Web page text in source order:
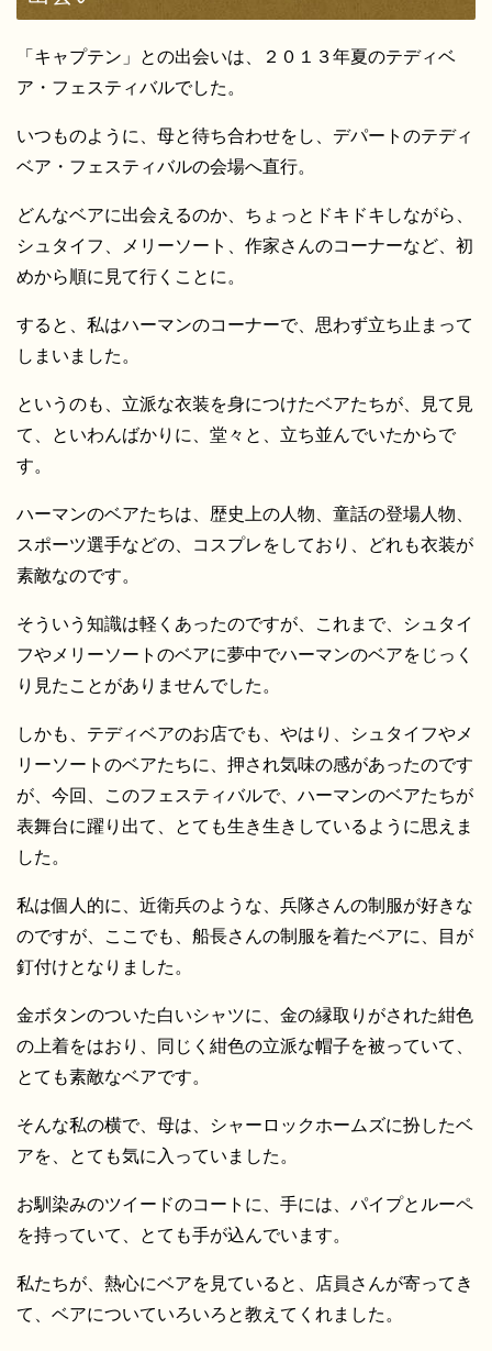
「キャプテン」との出会いは、２０１３年夏のテディベ
ア・フェスティバルでした。
いつものように、母と待ち合わせをし、デパートのテディ
ベア・フェスティバルの会場へ直行。
どんなベアに出会えるのか、ちょっとドキドキしながら、
シュタイフ、メリーソート、作家さんのコーナーなど、初
めから順に見て行くことに。
すると、私はハーマンのコーナーで、思わず立ち止まって
しまいました。
というのも、立派な衣装を身につけたベアたちが、見て見
て、といわんばかりに、堂々と、立ち並んでいたからで
す。
ハーマンのベアたちは、歴史上の人物、童話の登場人物、
スポーツ選手などの、コスプレをしており、どれも衣装が
素敵なのです。
そういう知識は軽くあったのですが、これまで、シュタイ
フやメリーソートのベアに夢中でハーマンのベアをじっく
り見たことがありませんでした。
しかも、テディベアのお店でも、やはり、シュタイフやメ
リーソートのベアたちに、押され気味の感があったのです
が、今回、このフェスティバルで、ハーマンのベアたちが
表舞台に躍り出て、とても生き生きしているように思えま
した。
私は個人的に、近衛兵のような、兵隊さんの制服が好きな
のですが、ここでも、船長さんの制服を着たベアに、目が
釘付けとなりました。
金ボタンのついた白いシャツに、金の縁取りがされた紺色
の上着をはおり、同じく紺色の立派な帽子を被っていて、
とても素敵なベアです。
そんな私の横で、母は、シャーロックホームズに扮したベ
アを、とても気に入っていました。
お馴染みのツイードのコートに、手には、パイプとルーペ
を持っていて、とても手が込んでいます。
私たちが、熱心にベアを見ていると、店員さんが寄ってき
て、ベアについていろいろと教えてくれました。